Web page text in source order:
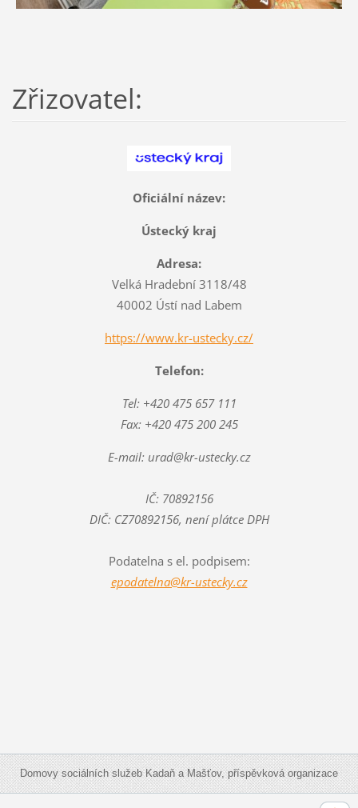
Zřizovatel:
Oficiální název:
Ústecký kraj
Adresa:
Velká Hradební 3118/48
40002 Ústí nad Labem
https://www.kr-ustecky.cz/
Telefon:
Tel: +420 475 657 111
Fax: +420 475 200 245
E-mail: urad@kr-ustecky.cz
IČ: 70892156
DIČ: CZ70892156, není plátce DPH
Podatelna s el. podpisem:
epodatelna@kr-ustecky.cz
Domovy sociálních služeb Kadaň a Mašťov, příspěvková organizace